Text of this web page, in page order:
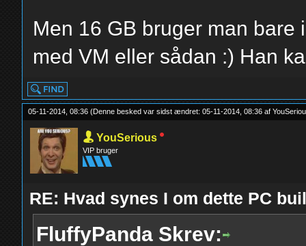
Men 16 GB bruger man
med VM eller sådan :) Han
05-11-2014, 08:36(Denne besked var sidst ændret: 05-11-2014, 08:36 af
YouSerious
VIP bruger
RE: Hvad synes I om dette PC
FluffyPanda Skrev: